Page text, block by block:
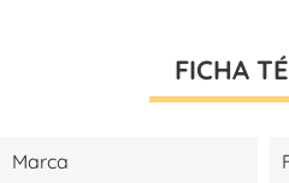
FICHA
Marca